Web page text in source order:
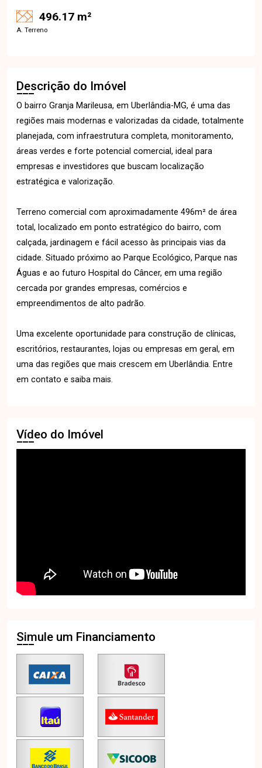
496.17 m²
A. Terreno
Descrição do Imóvel
O bairro Granja Marileusa, em Uberlândia-MG, é uma das
regiões mais modernas e valorizadas da cidade, totalmente
planejada, com infraestrutura completa, monitoramento,
áreas verdes e forte potencial comercial, ideal para
empresas e investidores que buscam localização
estratégica e valorização.
Terreno comercial com aproximadamente 496m² de área
total, localizado em ponto estratégico do bairro, com
calçada, jardinagem e fácil acesso às principais vias da
cidade. Situado próximo ao Parque Ecológico, Parque nas
Águas e ao futuro Hospital do Câncer, em uma região
cercada por grandes empresas, comércios e
empreendimentos de alto padrão.
Uma excelente oportunidade para construção de clínicas,
escritórios, restaurantes, lojas ou empresas em geral, em
uma das regiões que mais crescem em Uberlândia. Entre
em contato e saiba mais.
Vídeo do Imóvel
Simule um Financiamento